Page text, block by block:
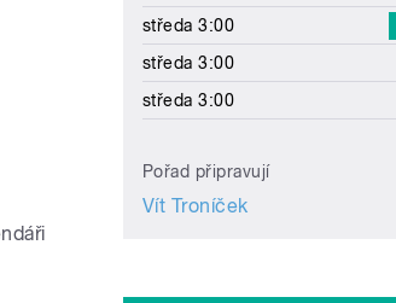
středa 3:00
středa 3:00
středa 3:00
Pořad připravují
Vít Troníček